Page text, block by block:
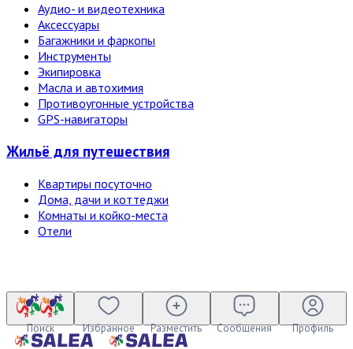
Аудио- и видеотехника
Аксессуары
Багажники и фаркопы
Инструменты
Экипировка
Масла и автохимия
Противоугонные устройства
GPS-навигаторы
Жильё для путешествия
Квартиры посуточно
Дома, дачи и коттеджи
Комнаты и койко-места
Отели
Поиск Избранное Разместить Сообщения Профиль